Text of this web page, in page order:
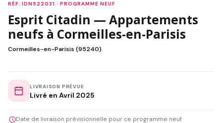
RÉF. IDN522031 · PROGRAMME NEUF
Esprit Citadin — Appartements
neufs à Cormeilles-en-Parisis
Cormeilles-en-Parisis (95240)
LIVRAISON PRÉVUE
Livré en Avril 2025
Date de livraison prévisionnelle pour ce programme neuf